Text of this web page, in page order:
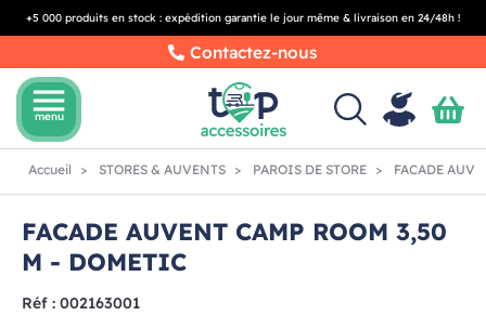
+5 000 produits en stock : expédition garantie le jour même & livraison en 24/48h !
Contactez-nous
menu
menu
Accueil STORES & AUVENTS PAROIS DE STORE FACADE
FACADE AUVENT CAMP ROOM 3,50
M - DOMETIC
Réf : 002163001